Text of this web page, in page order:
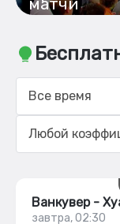
Все время
Любой
Ванкувер -
завтра, 02:30